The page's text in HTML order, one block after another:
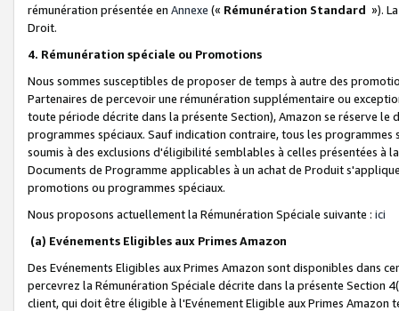
rémunération présentée en Annexe (« Rémunération Standard »).
Droit.
4. Rémunération spéciale ou Promotions
Nous sommes susceptibles de proposer de temps à autre des
Partenaires de percevoir une rémunération supplémentaire ou
toute période décrite dans la présente Section), Amazon se réserve
programmes spéciaux. Sauf indication contraire, tous les
soumis à des exclusions d'éligibilité semblables à celles présentées à
Documents de Programme applicables à un achat de Produit
promotions ou programmes spéciaux.
Nous proposons actuellement la Rémunération Spéciale suivante : ici
(a) Evénements Eligibles aux Primes Amazon
Des Evénements Eligibles aux Primes Amazon sont disponibles dans
percevrez la Rémunération Spéciale décrite dans la présente Section
client, qui doit être éligible à l'Evénement Eligible aux Primes Amazon